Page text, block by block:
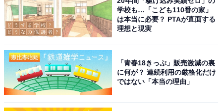
学校も…「こども110番の家」
は本当に必要？ PTAが直面する
理想と現実
「青春18きっぷ」販売激減の裏
に何が？ 連続利用の厳格化だけ
ではない「本当の理由」